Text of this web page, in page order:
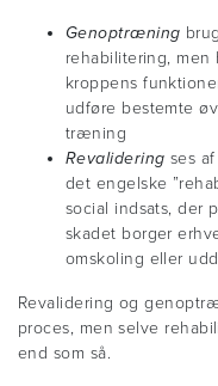
Genoptræning
rehabilitering, men
kroppens
udføre bestemte
træning
Revalidering ses
det engelske
social indsats, der
skadet borger
omskoling eller
Revalidering og
proces, men selve
end som så.